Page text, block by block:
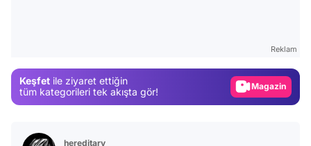
Reklam
Keşfet ile ziyaret ettiğin
tüm kategorileri tek akışta gör!
Magazin
hereditary